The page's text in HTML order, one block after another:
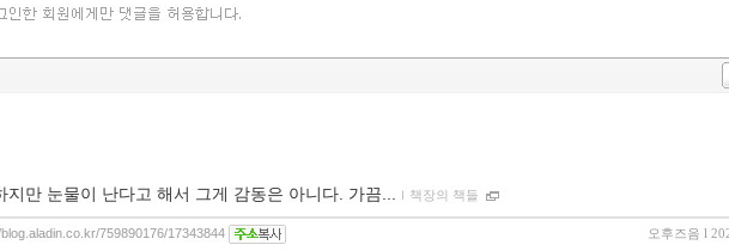
지만 눈물이 난다고 해서 그게 감동은 아니다. 가끔... ｌ 책장의 책들
오후즈음 l
759890176/17343844